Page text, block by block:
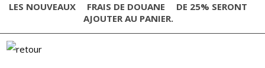
LES NOUVEAUX FRAIS DE DOUANE
DE 25% SERONT
AJOUTER AU PANIER.